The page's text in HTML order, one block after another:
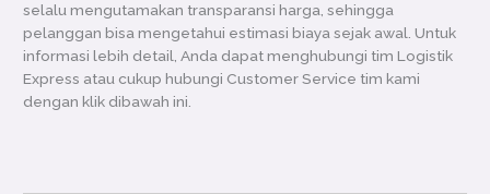
selalu mengutamakan transparansi harga, sehingga
pelanggan bisa mengetahui estimasi biaya sejak awal. Untuk
informasi lebih detail, Anda dapat menghubungi tim Logistik
Express atau cukup hubungi Customer Service tim kami
dengan klik dibawah ini.